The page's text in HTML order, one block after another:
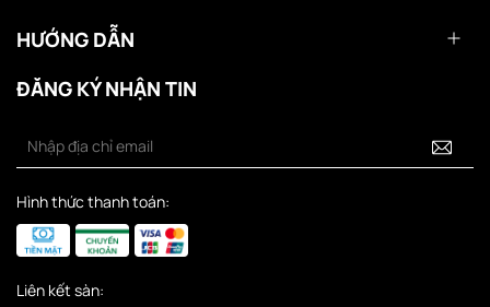
HƯỚNG DẪN
ĐĂNG KÝ NHẬN TIN
Hình thức thanh toán:
Liên kết sàn: